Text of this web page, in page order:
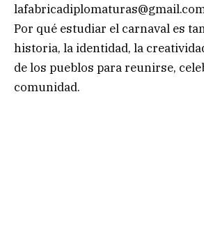
Por qué estudiar el carnaval es
historia, la identidad, la
de los pueblos para reunirse,
comunidad.